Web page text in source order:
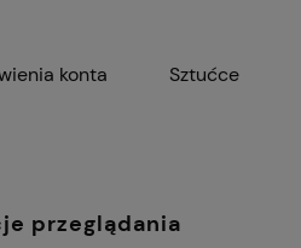
konta Sztućce
przeglądania